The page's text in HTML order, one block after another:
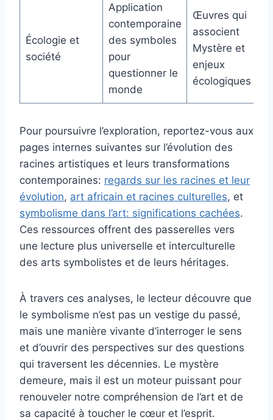
Écologie et
société
Application
contemporaine
des symboles
pour
questionner le
monde
Œuvres qui
associent
Mystère et
enjeux
écologiques
Pour poursuivre l’exploration, reportez-vous aux
pages internes suivantes sur l’évolution des
racines artistiques et leurs transformations
contemporaines: regards sur les racines et leur
évolution, art africain et racines culturelles, et
symbolisme dans l’art: significations cachées.
Ces ressources offrent des passerelles vers
une lecture plus universelle et interculturelle
des arts symbolistes et de leurs héritages.
À travers ces analyses, le lecteur découvre que
le symbolisme n’est pas un vestige du passé,
mais une manière vivante d’interroger le sens
et d’ouvrir des perspectives sur des questions
qui traversent les décennies. Le mystère
demeure, mais il est un moteur puissant pour
renouveler notre compréhension de l’art et de
sa capacité à toucher le cœur et l’esprit.